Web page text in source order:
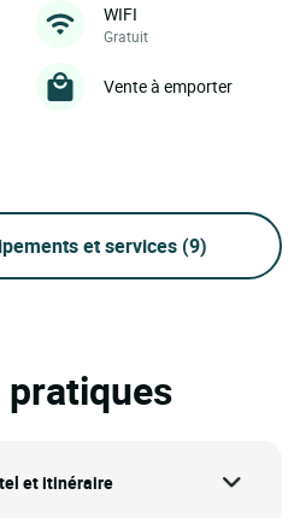
WIFI
Gratuit
Vente à emporter
et services (9)
et itinéraire